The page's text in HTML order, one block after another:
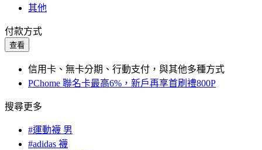
其他
付款方式
查看
信用卡、無卡分期、行動支付，與其他多種方式
PChome 聯名卡最高6%，新戶再享首刷禮800P
搜尋更多
#運動襪 男
#adidas 襪